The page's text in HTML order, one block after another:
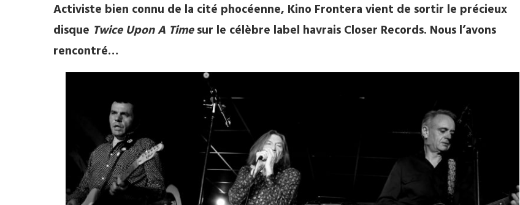
Activiste bien connu de la cité phocéenne, Kino Frontera vient de sortir le précieux
disque Twice Upon A Timesur le célèbre label havrais Closer Records. Nous l’avons
rencontré…